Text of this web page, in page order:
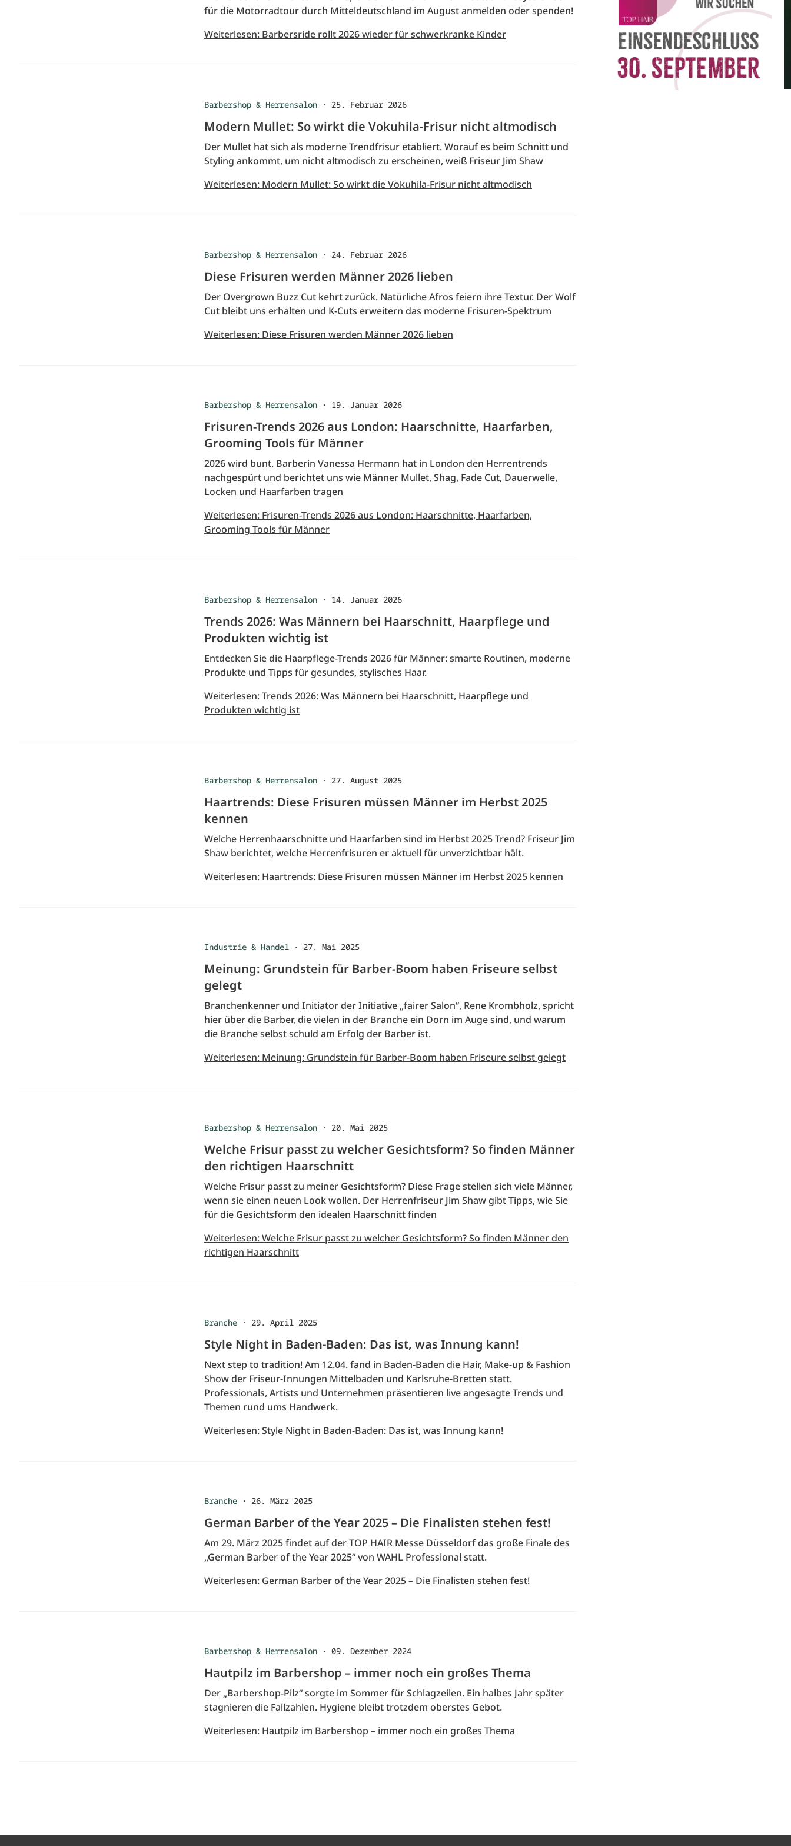
für die Motorradtour durch Mitteldeutschland im August anmelden oder spenden!
Weiterlesen: Barbersride rollt 2026 wieder für schwerkranke Kinder
Barbershop & Herrensalon · 25. Februar 2026
Modern Mullet: So wirkt die Vokuhila-Frisur nicht altmodisch
Der Mullet hat sich als moderne Trendfrisur etabliert. Worauf es beim Schnitt und
Styling ankommt, um nicht altmodisch zu erscheinen, weiß Friseur Jim Shaw
Weiterlesen: Modern Mullet: So wirkt die Vokuhila-Frisur nicht altmodisch
Barbershop & Herrensalon · 24. Februar 2026
Diese Frisuren werden Männer 2026 lieben
Der Overgrown Buzz Cut kehrt zurück. Natürliche Afros feiern ihre Textur. Der Wolf
Cut bleibt uns erhalten und K-Cuts erweitern das moderne Frisuren-Spektrum
Weiterlesen: Diese Frisuren werden Männer 2026 lieben
Barbershop & Herrensalon · 19. Januar 2026
Frisuren-Trends 2026 aus London: Haarschnitte, Haarfarben,
Grooming Tools für Männer
2026 wird bunt. Barberin Vanessa Hermann hat in London den Herrentrends
nachgespürt und berichtet uns wie Männer Mullet, Shag, Fade Cut, Dauerwelle,
Locken und Haarfarben tragen
Weiterlesen: Frisuren-Trends 2026 aus London: Haarschnitte, Haarfarben,
Grooming Tools für Männer
Barbershop & Herrensalon · 14. Januar 2026
Trends 2026: Was Männern bei Haarschnitt, Haarpflege und
Produkten wichtig ist
Entdecken Sie die Haarpflege-Trends 2026 für Männer: smarte Routinen, moderne
Produkte und Tipps für gesundes, stylisches Haar.
Weiterlesen: Trends 2026: Was Männern bei Haarschnitt, Haarpflege und
Produkten wichtig ist
Barbershop & Herrensalon · 27. August 2025
Haartrends: Diese Frisuren müssen Männer im Herbst 2025
kennen
Welche Herrenhaarschnitte und Haarfarben sind im Herbst 2025 Trend? Friseur Jim
Shaw berichtet, welche Herrenfrisuren er aktuell für unverzichtbar hält.
Weiterlesen: Haartrends: Diese Frisuren müssen Männer im Herbst 2025 kennen
Industrie & Handel · 27. Mai 2025
Meinung: Grundstein für Barber-Boom haben Friseure selbst
gelegt
Branchenkenner und Initiator der Initiative „fairer Salon“, Rene Krombholz, spricht
hier über die Barber, die vielen in der Branche ein Dorn im Auge sind, und warum
die Branche selbst schuld am Erfolg der Barber ist.
Weiterlesen: Meinung: Grundstein für Barber-Boom haben Friseure selbst gelegt
Barbershop & Herrensalon · 20. Mai 2025
Welche Frisur passt zu welcher Gesichtsform? So finden Männer
den richtigen Haarschnitt
Welche Frisur passt zu meiner Gesichtsform? Diese Frage stellen sich viele Männer,
wenn sie einen neuen Look wollen. Der Herrenfriseur Jim Shaw gibt Tipps, wie Sie
für die Gesichtsform den idealen Haarschnitt finden
Weiterlesen: Welche Frisur passt zu welcher Gesichtsform? So finden Männer den
richtigen Haarschnitt
Branche · 29. April 2025
Style Night in Baden-Baden: Das ist, was Innung kann!
Next step to tradition! Am 12.04. fand in Baden-Baden die Hair, Make-up & Fashion
Show der Friseur-Innungen Mittelbaden und Karlsruhe-Bretten statt.
Professionals, Artists und Unternehmen präsentieren live angesagte Trends und
Themen rund ums Handwerk.
Weiterlesen: Style Night in Baden-Baden: Das ist, was Innung kann!
Branche · 26. März 2025
German Barber of the Year 2025 – Die Finalisten stehen fest!
Am 29. März 2025 findet auf der TOP HAIR Messe Düsseldorf das große Finale des
„German Barber of the Year 2025“ von WAHL Professional statt.
Weiterlesen: German Barber of the Year 2025 – Die Finalisten stehen fest!
Barbershop & Herrensalon · 09. Dezember 2024
Hautpilz im Barbershop – immer noch ein großes Thema
Der „Barbershop-Pilz“ sorgte im Sommer für Schlagzeilen. Ein halbes Jahr später
stagnieren die Fallzahlen. Hygiene bleibt trotzdem oberstes Gebot.
Weiterlesen: Hautpilz im Barbershop – immer noch ein großes Thema